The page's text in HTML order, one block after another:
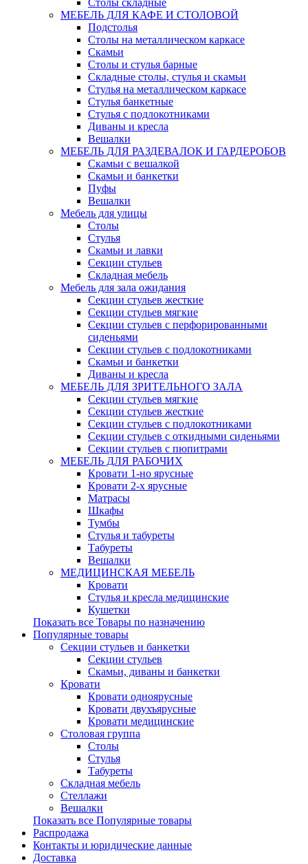
Столы складные
МЕБЕЛЬ ДЛЯ КАФЕ И СТОЛОВОЙ
Подстолья
Столы на металлическом каркасе
Скамьи
Столы и стулья барные
Складные столы, стулья и скамьи
Стулья на металлическом каркасе
Стулья банкетные
Стулья с подлокотниками
Диваны и кресла
Вешалки
МЕБЕЛЬ ДЛЯ РАЗДЕВАЛОК И ГАРДЕРОБОВ
Скамьи с вешалкой
Скамьи и банкетки
Пуфы
Вешалки
Мебель для улицы
Столы
Стулья
Скамьи и лавки
Секции стульев
Складная мебель
Мебель для зала ожидания
Секции стульев жесткие
Секции стульев мягкие
Секции стульев с перфорированными
сиденьями
Секции стульев с подлокотниками
Скамьи и банкетки
Диваны и кресла
МЕБЕЛЬ ДЛЯ ЗРИТЕЛЬНОГО ЗАЛА
Секции стульев мягкие
Секции стульев жесткие
Секции стульев с подлокотниками
Секции стульев с откидными сиденьями
Секции стульев с пюпитрами
МЕБЕЛЬ ДЛЯ РАБОЧИХ
Кровати 1-но ярусные
Кровати 2-х ярусные
Матрасы
Шкафы
Тумбы
Стулья и табуреты
Табуреты
Вешалки
МЕДИЦИНСКАЯ МЕБЕЛЬ
Кровати
Стулья и кресла медицинские
Кушетки
Показать все Товары по назначению
Популярные товары
Секции стульев и банкетки
Секции стульев
Скамьи, диваны и банкетки
Кровати
Кровати одноярусные
Кровати двухъярусные
Кровати медицинские
Столовая группа
Столы
Стулья
Табуреты
Складная мебель
Стеллажи
Вешалки
Показать все Популярные товары
Распродажа
Контакты и юридические данные
Доставка